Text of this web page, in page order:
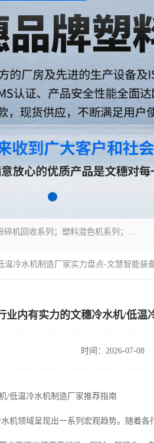
佛山文穗智能装备有限公司专业生产：机械手自动化系列；塑料粉碎机回收系列；塑料混色机系列；温度控制系列：模温机，冷水机；供料输送系列：中央供料系统，欧化/独立式吸料机，分体式吸料机；整机保修一年，易损件除外。
冷水机制造厂家实力盘点-文慧智能装
业内有实力的文穗冷水机/低温
时间：2026-07-08
/低温冷水机制造厂家推荐指南
机领域呈现出一系列宏观趋势。随着